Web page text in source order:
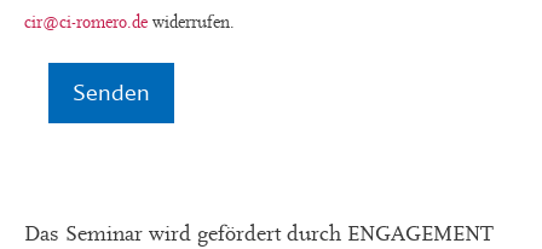
cir@ci-romero.de widerrufen.
Das Seminar wird gefördert durch ENGAGEMENT